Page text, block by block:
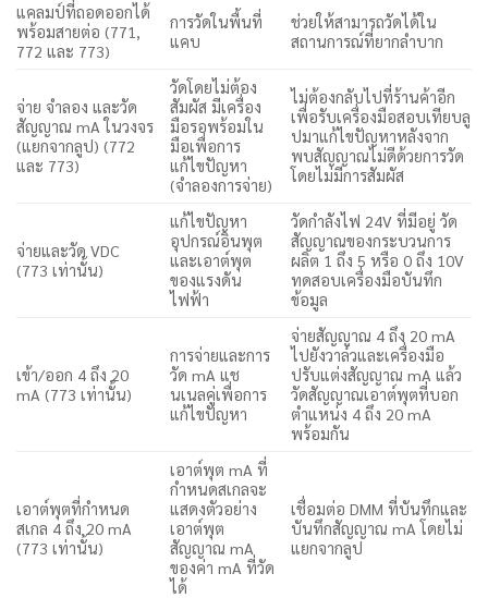
แคลมป์ที่ถอดออกได้
พร้อมสายต่อ (771,
772 และ 773)
การวัดในพื้นที่
แคบ
ช่วยให้สามารถวัดได้ใน
สถานการณ์ที่ยากลำบาก
จ่าย จำลอง และวัด
สัญญาณ mA ในวงจร
(แยกจากลูป) (772
และ 773)
วัดโดยไม่ต้อง
สัมผัส มีเครื่อง
มือรอพร้อมใน
มือเพื่อการ
แก้ไขปัญหา
(จำลองการจ่าย)
ไม่ต้องกลับไปที่ร้านค้าอีก
เพื่อรับเครื่องมือสอบเทียบลู
ปมาแก้ไขปัญหาหลังจาก
พบสัญญาณไม่ดีด้วยการวัด
โดยไม่มีการสัมผัส
จ่ายและวัด VDC
(773 เท่านั้น)
แก้ไขปัญหา
อุปกรณ์อินพุต
และเอาต์พุต
ของแรงดัน
ไฟฟ้า
วัดกำลังไฟ 24V ที่มีอยู่ วัด
สัญญาณของกระบวนการ
ผลิต 1 ถึง 5 หรือ 0 ถึง 10V
ทดสอบเครื่องมือบันทึก
ข้อมูล
เข้า/ออก 4 ถึง 20
mA (773 เท่านั้น)
การจ่ายและการ
วัด mA แช
นเนลคู่เพื่อการ
แก้ไขปัญหา
จ่ายสัญญาณ 4 ถึง 20 mA
ไปยังวาล์วและเครื่องมือ
ปรับแต่งสัญญาณ mA แล้ว
วัดสัญญาณเอาต์พุตที่บอก
ตำแหน่ง 4 ถึง 20 mA
พร้อมกัน
เอาต์พุตที่กำหนด
สเกล 4 ถึง 20 mA
(773 เท่านั้น)
เอาต์พุต mA ที่
กำหนดสเกลจะ
แสดงตัวอย่าง
เอาต์พุต
สัญญาณ mA
ของค่า mA ที่วัด
ได้
เชื่อมต่อ DMM ที่บันทึกและ
บันทึกสัญญาณ mA โดยไม่
แยกจากลูป